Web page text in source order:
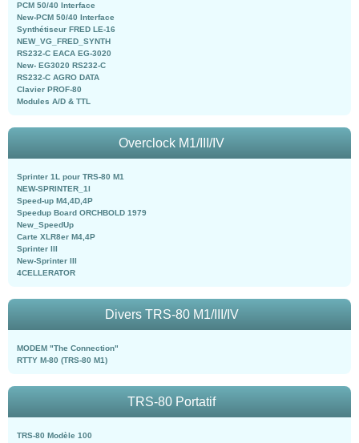
PCM 50/40 Interface
New-PCM 50/40 Interface
Synthétiseur FRED LE-16
NEW_VG_FRED_SYNTH
RS232-C EACA EG-3020
New- EG3020 RS232-C
RS232-C AGRO DATA
Clavier PROF-80
Modules A/D & TTL
Overclock M1/III/IV
Sprinter 1L pour TRS-80 M1
NEW-SPRINTER_1l
Speed-up M4,4D,4P
Speedup Board ORCHBOLD 1979
New_SpeedUp
Carte XLR8er M4,4P
Sprinter III
New-Sprinter III
4CELLERATOR
Divers TRS-80 M1/III/IV
MODEM "The Connection"
RTTY M-80 (TRS-80 M1)
TRS-80 Portatif
TRS-80 Modèle 100